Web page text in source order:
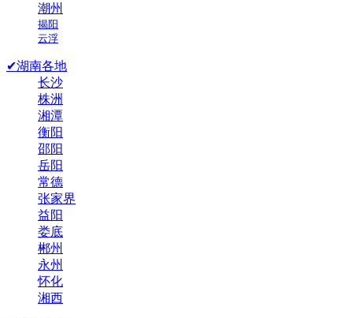
潮州
揭阳
云浮
✔湖南各地
长沙
株洲
湘潭
衡阳
邵阳
岳阳
常德
张家界
益阳
娄底
郴州
永州
怀化
湘西